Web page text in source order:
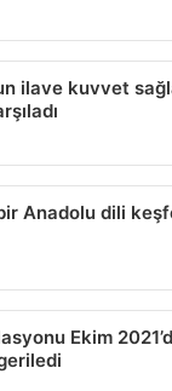
ilave kuvvet
Anadolu dili
Ekim